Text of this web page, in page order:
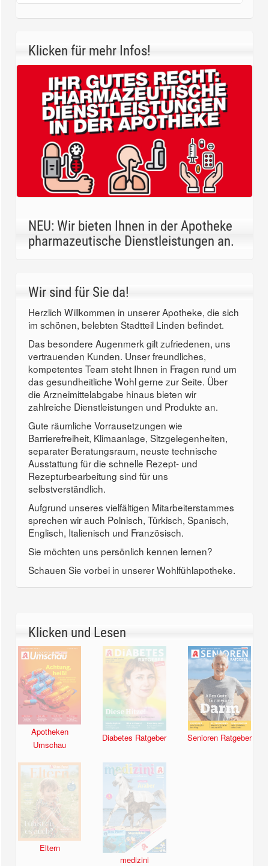
Klicken für mehr Infos!
NEU: Wir bieten Ihnen in der Apotheke
pharmazeutische Dienstleistungen an.
Wir sind für Sie da!
Herzlich Willkommen in unserer Apotheke, die sich
im schönen, belebten Stadtteil Linden befindet.
Das besondere Augenmerk gilt zufriedenen, uns
vertrauenden Kunden. Unser freundliches,
kompetentes Team steht Ihnen in Fragen rund um
das gesundheitliche Wohl gerne zur Seite. Über
die Arzneimittelabgabe hinaus bieten wir
zahlreiche Dienstleistungen und Produkte an.
Gute räumliche Vorrausetzungen wie
Barrierefreiheit, Klimaanlage, Sitzgelegenheiten,
separater Beratungsraum, neuste technische
Ausstattung für die schnelle Rezept- und
Rezepturbearbeitung sind für uns
selbstverständlich.
Aufgrund unseres vielfältigen Mitarbeiterstammes
sprechen wir auch Polnisch, Türkisch, Spanisch,
Englisch, Italienisch und Französisch.
Sie möchten uns persönlich kennen lernen?
Schauen Sie vorbei in unserer Wohlfühlapotheke.
Klicken und Lesen
Apotheken
Umschau
Diabetes Ratgeber Senioren Ratgeber
Eltern
medizini